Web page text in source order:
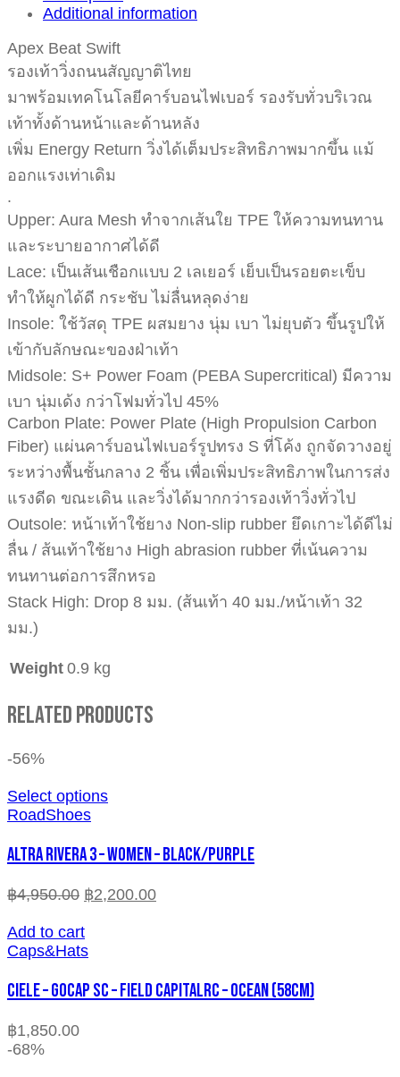
Additional information
Apex Beat Swift
รองเท้าวิ่งถนนสัญญาติไทย
มาพร้อมเทคโนโลยีคาร์บอนไฟเบอร์ รองรับทั่วบริเวณ
เท้าทั้งด้านหน้าและด้านหลัง
เพิ่ม Energy Return วิ่งได้เต็มประสิทธิภาพมากขึ้น แม้
ออกแรงเท่าเดิม
.
Upper: Aura Mesh ทำจากเส้นใย TPE ให้ความทนทาน
และระบายอากาศได้ดี
Lace: เป็นเส้นเชือกแบบ 2 เลเยอร์ เย็บเป็นรอยตะเข็บ
ทำให้ผูกได้ดี กระชับ ไม่ลื่นหลุดง่าย
Insole: ใช้วัสดุ TPE ผสมยาง นุ่ม เบา ไม่ยุบตัว ขึ้นรูปให้
เข้ากับลักษณะของฝ่าเท้า
Midsole: S+ Power Foam (PEBA Supercritical) มีความ
เบา นุ่มเด้ง กว่าโฟมทั่วไป 45%
Carbon Plate: Power Plate (High Propulsion Carbon
Fiber) แผ่นคาร์บอนไฟเบอร์รูปทรง S ที่โค้ง ถูกจัดวางอยู่
ระหว่างพื้นชั้นกลาง 2 ชิ้น เพื่อเพิ่มประสิทธิภาพในการส่ง
แรงดีด ขณะเดิน และวิ่งได้มากกว่ารองเท้าวิ่งทั่วไป
Outsole: หน้าเท้าใช้ยาง Non-slip rubber ยึดเกาะได้ดีไม่
ลื่น / ส้นเท้าใช้ยาง High abrasion rubber ที่เน้นความ
ทนทานต่อการสึกหรอ
Stack High: Drop 8 มม. (ส้นเท้า 40 มม./หน้าเท้า 32
มม.)
Weight 0.9 kg
Related Products
-56%
Select options
RoadShoes
ALTRA RIVERA 3 – WOMEN – BLACK/PURPLE
฿4,950.00 ฿2,200.00
Add to cart
Caps&Hats
CIELE – GOCAP SC – FIELD CAPITALRC – OCEAN (58cm)
฿1,850.00
-68%